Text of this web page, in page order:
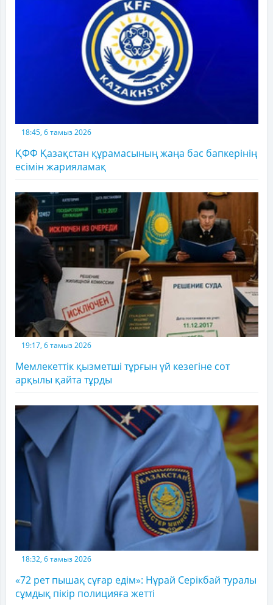
18:45, 6 тамыз 2026
ҚФФ Қазақстан құрамасының жаңа бас бапкерінің
есімін жарияламақ
19:17, 6 тамыз 2026
Мемлекеттік қызметші тұрғын үй кезегіне сот
арқылы қайта тұрды
18:32, 6 тамыз 2026
«72 рет пышақ сұғар едім»: Нұрай Серікбай туралы
сұмдық пікір полицияға жетті